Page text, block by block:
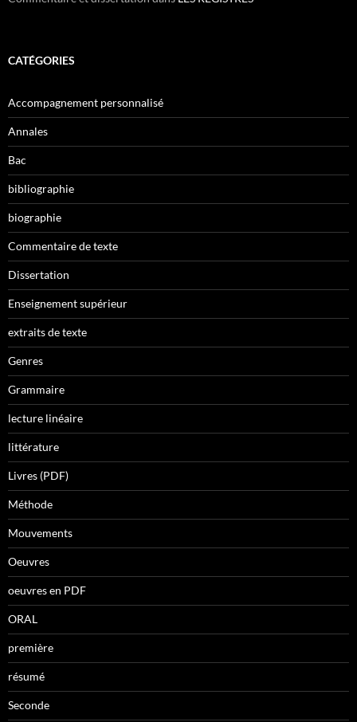
CATÉGORIES
Accompagnement personnalisé
Annales
Bac
bibliographie
biographie
Commentaire de texte
Dissertation
Enseignement supérieur
extraits de texte
Genres
Grammaire
lecture linéaire
littérature
Livres (PDF)
Méthode
Mouvements
Oeuvres
oeuvres en PDF
ORAL
première
résumé
Seconde